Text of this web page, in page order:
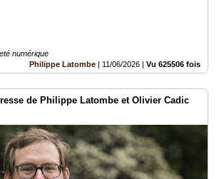
numérique
Philippe Latombe | 11/06/2026 | Vu 625506 fois
de Philippe Latombe et Olivier Cadic